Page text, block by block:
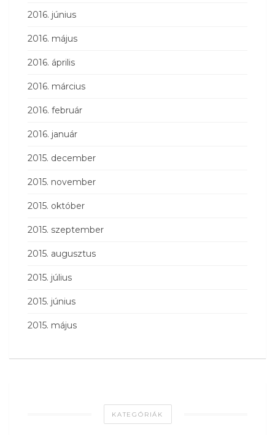
2016. június
2016. május
2016. április
2016. március
2016. február
2016. január
2015. december
2015. november
2015. október
2015. szeptember
2015. augusztus
2015. július
2015. június
2015. május
KATEGÓRIÁK